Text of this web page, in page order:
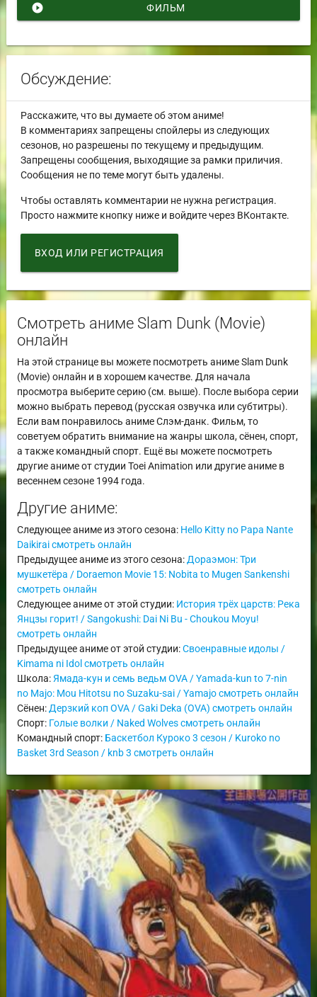
play_circle_filled ФИЛЬМ
Обсуждение:
Расскажите, что вы думаете об этом аниме!
В комментариях запрещены спойлеры из следующих
сезонов, но разрешены по текущему и предыдущим.
Запрещены сообщения, выходящие за рамки приличия.
Сообщения не по теме могут быть удалены.
Чтобы оставлять комментарии не нужна регистрация.
Просто нажмите кнопку ниже и войдите через ВКонтакте.
ВХОД ИЛИ РЕГИСТРАЦИЯ
Смотреть аниме Slam Dunk (Movie)
онлайн
На этой странице вы можете посмотреть аниме Slam Dunk
(Movie) онлайн и в хорошем качестве. Для начала
просмотра выберите серию (см. выше). После выбора серии
можно выбрать перевод (русская озвучка или субтитры).
Если вам понравилось аниме Слэм-данк. Фильм, то
советуем обратить внимание на жанры школа, сёнен, спорт,
а также командный спорт. Ещё вы можете посмотреть
другие аниме от студии Toei Animation или другие аниме в
весеннем сезоне 1994 года.
Другие аниме:
Следующее аниме из этого сезона: Hello Kitty no Papa Nante
Daikirai смотреть онлайн
Предыдущее аниме из этого сезона: Дораэмон: Три
мушкетёра / Doraemon Movie 15: Nobita to Mugen Sankenshi
смотреть онлайн
Следующее аниме от этой студии: История трёх царств: Река
Янцзы горит! / Sangokushi: Dai Ni Bu - Choukou Moyu!
смотреть онлайн
Предыдущее аниме от этой студии:Своенравные идолы /
Kimama ni Idol смотреть онлайн
Школа: Ямада-кун и семь ведьм OVA / Yamada-kun to 7-nin
no Majo: Mou Hitotsu no Suzaku-sai / Yamajo смотреть онлайн
Сёнен: Дерзкий коп OVA / Gaki Deka (OVA) смотреть онлайн
Спорт: Голые волки / Naked Wolves смотреть онлайн
Командный спорт: Баскетбол Куроко 3 сезон / Kuroko no
Basket 3rd Season / knb 3 смотреть онлайн